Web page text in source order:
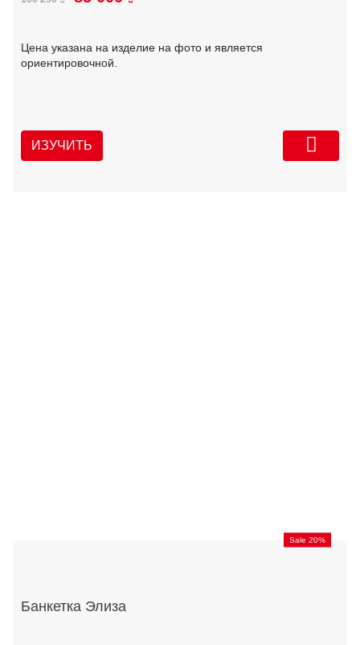
Цена указана на изделие на фото и является
ориентировочной.
ИЗУЧИТЬ
Sale 20%
Банкетка Элиза